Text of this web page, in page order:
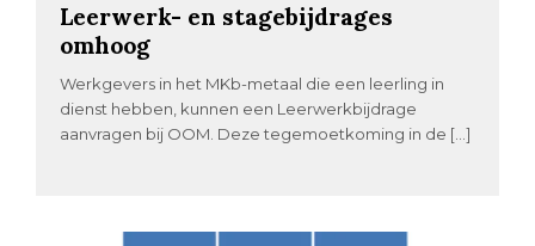
Leerwerk- en stagebijdrages
omhoog
Werkgevers in het MKb-metaal die een leerling in
dienst hebben, kunnen een Leerwerkbijdrage
aanvragen bij OOM. Deze tegemoetkoming in de […]